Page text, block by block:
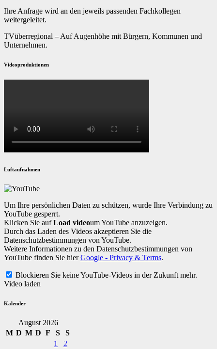
Ihre Anfrage wird an den jeweils passenden Fachkollegen
weitergeleitet.
TVüberregional – Auf Augenhöhe mit Bürgern, Kommunen und
Unternehmen.
Videoproduktionen
Luftaufnahmen
Um Ihre persönlichen Daten zu schützen, wurde Ihre Verbindung zu
YouTube gesperrt.
Klicken Sie aufLoad videoum YouTube anzuzeigen.
Durch das Laden des Videos akzeptieren Sie die
Datenschutzbestimmungen von YouTube.
Weitere Informationen zu den Datenschutzbestimmungen von
YouTube finden Sie hierGoogle - Privacy & Terms.
Blockieren Sie keine YouTube-Videos in der Zukunft mehr.
Video laden
Kalender
August 2026
M D M D F S
S
1
2